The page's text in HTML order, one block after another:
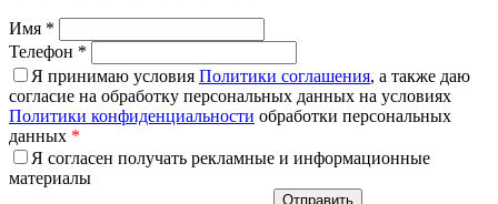
Имя *
Телефон *
Я принимаю условия Политики соглашения, а также даю
согласие на обработку персональных данных на условиях
Политики конфиденциальности обработки персональных
данных *
Я согласен получать рекламные и информационные
материалы